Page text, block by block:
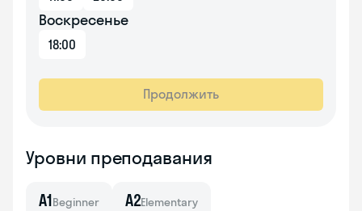
Воскресенье
18:00
Продолжить
Уровни преподавания
A1Beginner A2Elementary